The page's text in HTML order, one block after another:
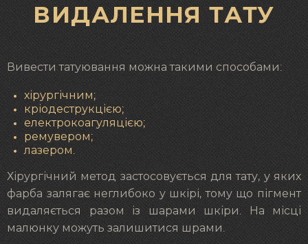
ВИДАЛЕННЯ ТАТУ
Вивести татуювання можна такими способами:
хірургічним;
кріодеструкцією;
електрокоагуляцією;
ремувером;
лазером.
Хірургічний метод застосовується для тату, у яких
фарба залягає неглибоко у шкірі, тому що пігмент
видаляється разом із шарами шкіри. На місці
малюнку можуть залишитися шрами.